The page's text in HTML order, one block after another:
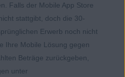
Falls der Mobile App Store
stattgibt, doch die 30-
Erwerb noch nicht
Ihre Mobile Lösung gegen
Beträge zurückgeben,
unter